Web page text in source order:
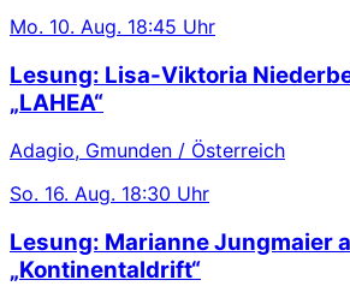
Mo. 10. Aug. 18:45 Uhr
Lesung: Lisa-Viktoria
„LAHEA“
Adagio, Gmunden / Österreich
So. 16. Aug. 18:30 Uhr
Lesung: Marianne Jungmaier
„Kontinentaldrift“